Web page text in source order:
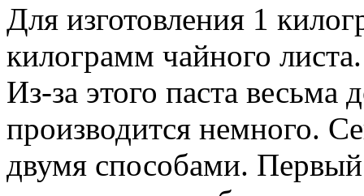
Для изготовления 1
килограмм чайного
Из-за этого паста весьма
производится немного.
двумя способами.